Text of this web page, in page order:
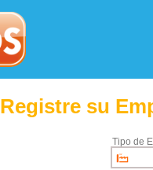
Registre su
Tipo de